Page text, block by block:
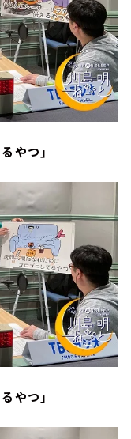
やつ」
やつ」